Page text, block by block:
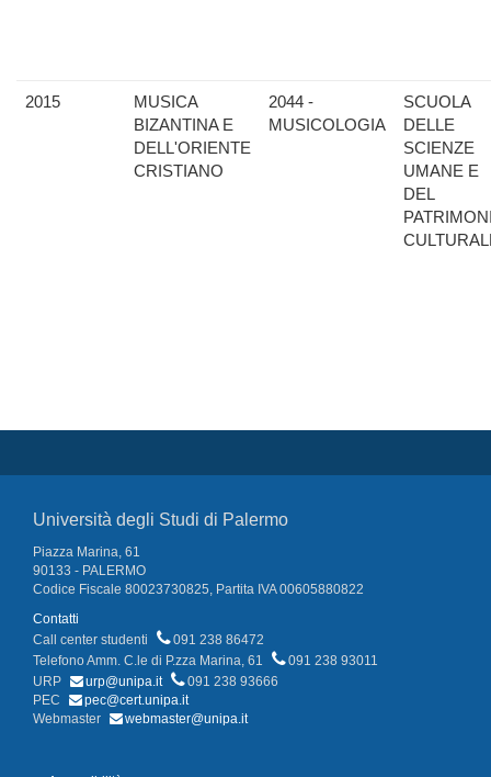
2015
MUSICA
BIZANTINA E
DELL'ORIENTE
CRISTIANO
2044 -
MUSICOLOGIA
SCUOLA
DELLE
SCIENZE
UMANE E
DEL
Università degli Studi di Palermo
Piazza Marina, 61
90133 - PALERMO
Codice Fiscale 80023730825, Partita IVA 00605880822
Contatti
Call center studenti
091 238 86472
Telefono Amm. C.le di P.zza Marina, 61
091 238 93011
URP
urp@unipa.it
091 238 93666
PEC
pec@cert.unipa.it
Webmaster
webmaster@unipa.it